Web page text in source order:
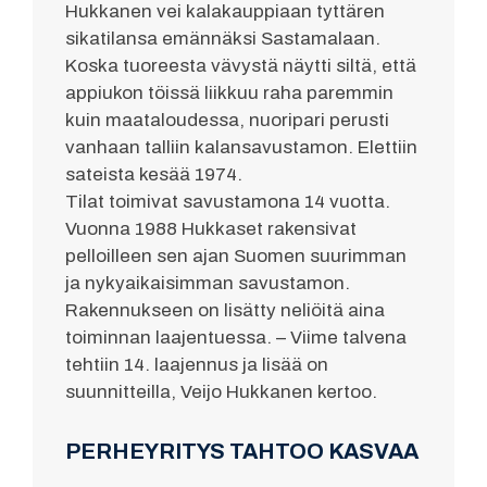
Hukkanen vei kalakauppiaan tyttären
sikatilansa emännäksi Sastamalaan.
Koska tuoreesta vävystä näytti siltä, että
appiukon töissä liikkuu raha paremmin
kuin maataloudessa, nuoripari perusti
vanhaan talliin kalansavustamon. Elettiin
sateista kesää 1974.
Tilat toimivat savustamona 14 vuotta.
Vuonna 1988 Hukkaset rakensivat
pelloilleen sen ajan Suomen suurimman
ja nykyaikaisimman savustamon.
Rakennukseen on lisätty neliöitä aina
toiminnan laajentuessa. – Viime talvena
tehtiin 14. laajennus ja lisää on
suunnitteilla, Veijo Hukkanen kertoo.
PERHEYRITYS TAHTOO KASVAA